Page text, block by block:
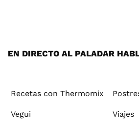
EN DIRECTO AL PALADAR
Recetas con Thermomix
Vegui Viajes